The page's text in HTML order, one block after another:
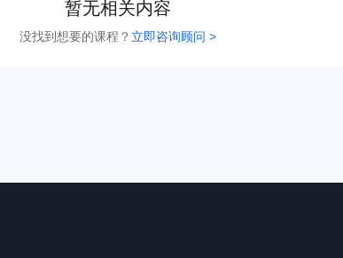
暂无相关内容
没找到想要的课程？ 立即咨询顾问 >